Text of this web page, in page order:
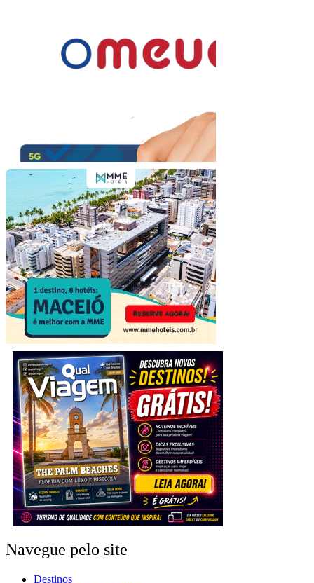
Navegue pelo site
Destinos